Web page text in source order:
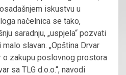
iskustvu u
načelnica se tako,
saradnju, „uspjela“ pozvati
slavan. „Opština Drvar
zakupu poslovnog prostora
sa TLG d.o.o.“, navodi